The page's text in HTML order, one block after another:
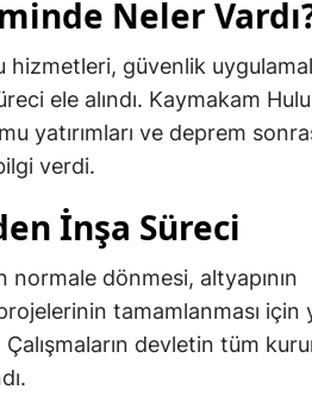
Neler
güvenlik
ele alındı. Kaymakam
yatırımları ve deprem
verdi.
İnşa Süreci
normale dönmesi, altyapının
tamamlanması için
devletin tüm